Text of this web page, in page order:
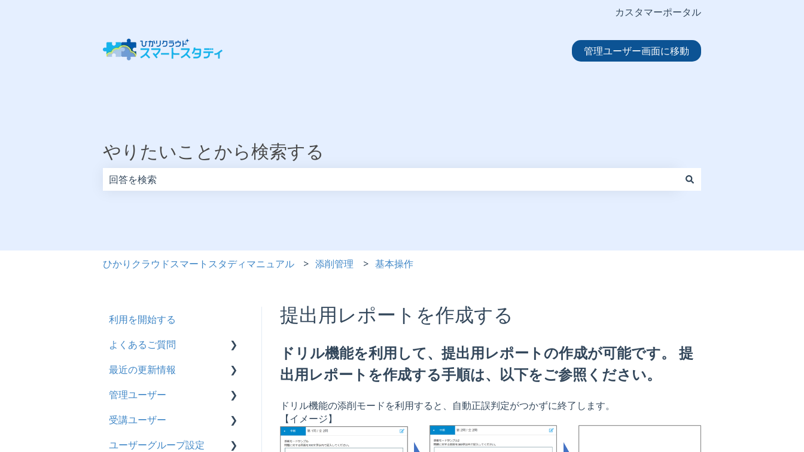
カスタマーポータル
管理ユーザー画面に移動
やりたいことから検索する
ひかりクラウドスマートスタディマニュアル 添削管理 基本操作
提出用レポートを作成する
ドリル機能を利用して、提出用レポートの作成が可能です。 提
出用レポートを作成する手順は、以下をご参照ください。
ドリル機能の添削モードを利用すると、自動正誤判定がつかずに終了します。
【イメージ】
利用を開始する
よくあるご質問
契約
トライアル
カスタマイズ
インターネット・セキュリ
最近の更新情報
2026年8月アップデート
2026年2月アップデート
2025年10月アップデート
管理ユーザー
管理ユーザーの統合につい
受講ユーザー
基本操作
ユーザーグループ設定